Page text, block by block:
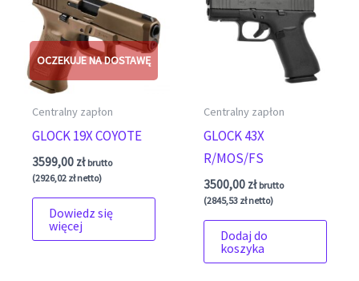
Centralny zapłon
GLOCK 19X COYOTE
3599,00 zł brutto
(2926,02 złnetto)
Dowiedz się
więcej
Centralny zapłon
GLOCK 43X
R/MOS/FS
3500,00 zł brutto
(2845,53 złnetto)
Dodaj do
koszyka